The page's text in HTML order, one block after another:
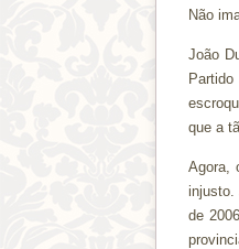
Não
João
que a
Agora,
injusto.
de